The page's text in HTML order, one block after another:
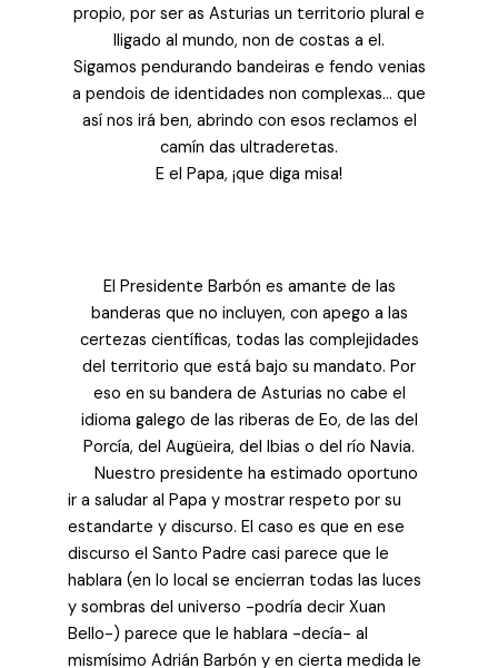
propio, por ser as Asturias un territorio plural e
lligado al mundo, non de costas a el.
Sigamos pendurando bandeiras e fendo venias
a pendois de identidades non complexas… que
así nos irá ben, abrindo con esos reclamos el
camín das ultraderetas.
E el Papa, ¡que diga misa!
El Presidente Barbón es amante de las
banderas que no incluyen, con apego a las
certezas científicas, todas las complejidades
del territorio que está bajo su mandato. Por
eso en su bandera de Asturias no cabe el
idioma galego de las riberas de Eo, de las del
Porcía, del Augüeira, del Ibias o del río Navia.
Nuestro presidente ha estimado oportuno
ir a saludar al Papa y mostrar respeto por su
estandarte y discurso. El caso es que en ese
discurso el Santo Padre casi parece que le
hablara (en lo local se encierran todas las luces
y sombras del universo -podría decir Xuan
Bello-) parece que le hablara -decía- al
mismísimo Adrián Barbón y en cierta medida le